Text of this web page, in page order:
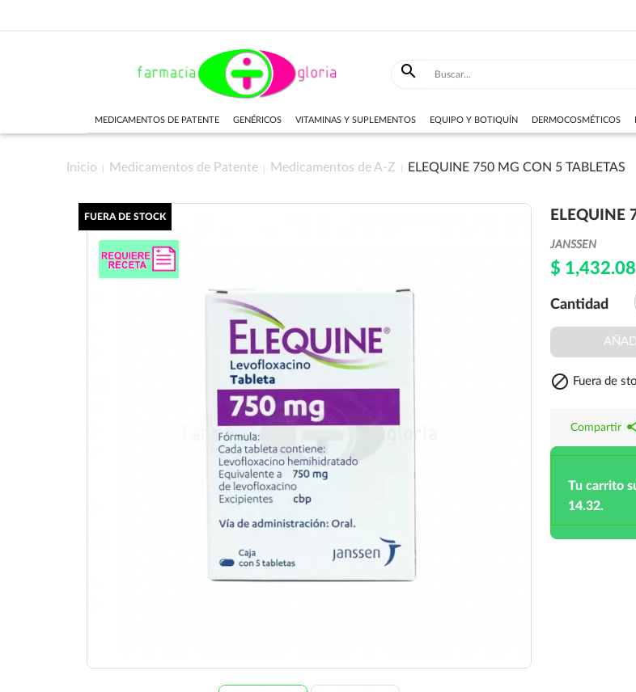

MEDICAMENTOS DE PATENTE GENÉRICOS VITAMINAS Y SUPLEMENTOS EQUIPO Y BOTIQUÍN DERMOCOSMÉTICOS
Inicio Medicamentos de Patente Medicamentos de A-Z ELEQUINE 750 MG CON 5 TABLETAS
FUERA DE STOCK ELEQUINE
JANSSEN
$ 1,432.08
Cantidad
 Fuera de
Compartir
Tu carrito
14.32.